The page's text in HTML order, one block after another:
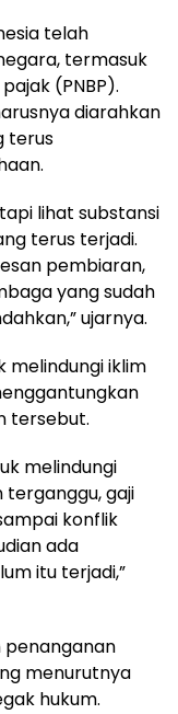
telah
termasuk
(PNBP).
diarahkan
terus
lihat substansi
terus terjadi.
pembiaran,
yang sudah
ujarnya.
melindungi iklim
tersebut.
melindungi
gaji
konflik
ada
itu terjadi,”
penanganan
menurutnya
hukum.